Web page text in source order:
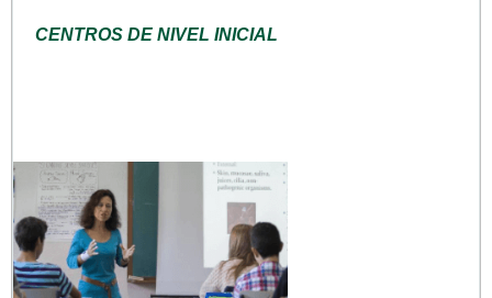
CENTROS DE NIVEL INICIAL